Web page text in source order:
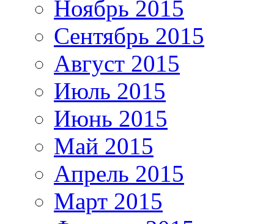
Ноябрь 2015
Сентябрь 2015
Август 2015
Июль 2015
Июнь 2015
Май 2015
Апрель 2015
Март 2015